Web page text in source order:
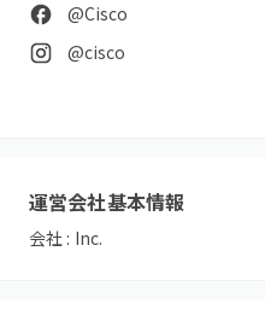
@Cisco
@cisco
運営会社基本情報
会社 : Inc.